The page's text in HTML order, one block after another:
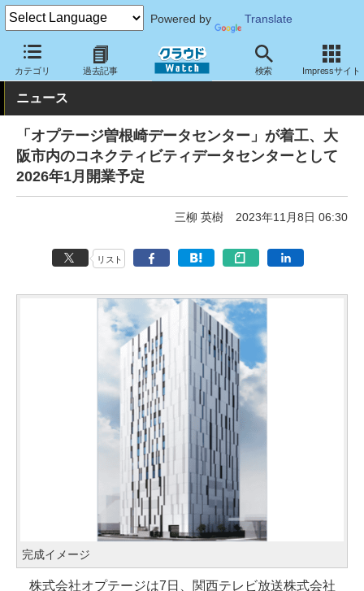
Powered by Translate
カテゴリ 過去記事 検索 Impressサイト
クラウド Watch ハード・インフラ データセンター
ニュース
「オプテージ曽根崎データセンター」が着工、大
阪市内のコネクティビティデータセンターとして
2026年1月開業予定
三柳 英樹 2023年11月8日 06:30
リスト
完成イメージ
株式会社オプテージは7日、関西テレビ放送株式会社